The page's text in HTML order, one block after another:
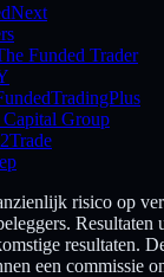
Funded Trader
Group
risico op
Resultaten
resultaten.
een commissie